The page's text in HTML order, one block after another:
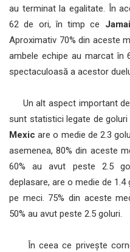
au terminat la egalitate. În
62 de ori, în timp ce
Aproximativ 70% din aceste
ambele echipe au marcat în
spectaculoasă a acestor
Un alt aspect important de
sunt statistici legate de
Mexic are o medie de 2.3
asemenea, 80% din aceste
60% au avut peste 2.5
deplasare, are o medie de
pe meci. 75% din aceste
50% au avut peste 2.5 goluri.
În ceea ce privește